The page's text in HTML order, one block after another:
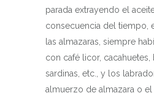
parada extrayendo el
consecuencia del tiempo,
las almazaras, siempre
con café licor, cacahuetes,
sardinas, etc., y los
almuerzo de almazara o